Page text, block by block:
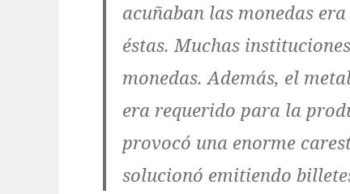
acuñaban las monedas
éstas. Muchas
monedas. Además, el
era requerido para la
provocó una enorme
solucionó emitiendo